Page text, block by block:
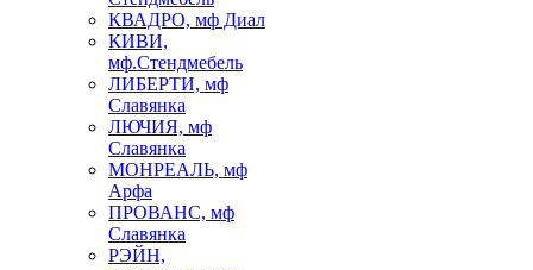
КВАДРО, мф Диал
КИВИ,
мф.Стендмебель
ЛИБЕРТИ, мф
Славянка
ЛЮЧИЯ, мф
Славянка
МОНРЕАЛЬ, мф
Арфа
ПРОВАНС, мф
Славянка
РЭЙН,